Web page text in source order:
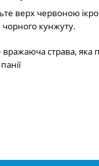
верх червоною
кунжуту.
страва, яка